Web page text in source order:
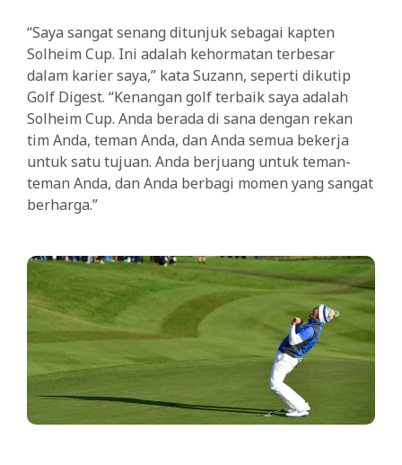
“Saya sangat senang ditunjuk sebagai kapten
Solheim Cup. Ini adalah kehormatan terbesar
dalam karier saya,” kata Suzann, seperti dikutip
Golf Digest. “Kenangan golf terbaik saya adalah
Solheim Cup. Anda berada di sana dengan rekan
tim Anda, teman Anda, dan Anda semua bekerja
untuk satu tujuan. Anda berjuang untuk teman-
teman Anda, dan Anda berbagi momen yang sangat
berharga.”